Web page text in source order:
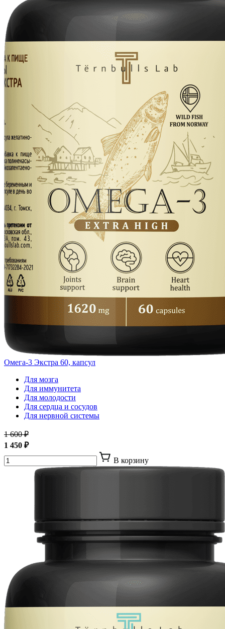
Омега-3 Экстра 60, капсул
Для мозга
Для иммунитета
Для молодости
Для сердца и сосудов
Для нервной системы
1 600 ₽
1 450 ₽
В корзину